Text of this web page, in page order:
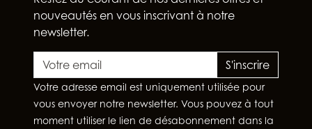
nouveautés en vous inscrivant à notre
newsletter.
S'inscrire
Votre adresse email est uniquement utilisée pour
vous envoyer notre newsletter. Vous pouvez à tout
moment utiliser le lien de désabonnement dans la